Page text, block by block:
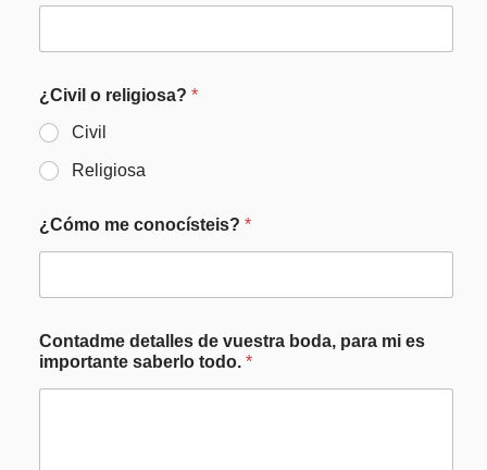
¿Civil o religiosa? *
Civil
Religiosa
¿Cómo me conocísteis? *
Contadme detalles de vuestra boda, para mi es
importante saberlo todo. *